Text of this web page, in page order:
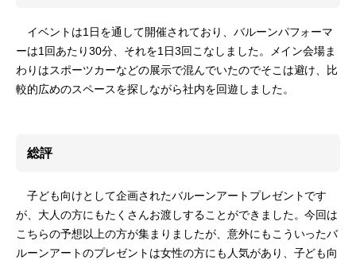
イベントは1日を通して開催されており、バルーンパフォーマ
ーは1回あたり30分、それを1日3回こなしました。メイン会場ま
わりはスポーツカーなどの展示で混んでいたのでそこは避け、比
較的広めのスペースを探しながら社内を回遊しました。
総評
子ども向けとして企画されたバルーンアートプレゼントです
が、大人の方にもたくさんお渡しすることができました。今回は
こちらの予想以上の方が集まりましたが、意外にもこういったバ
ルーンアートのプレゼントは女性の方にも人気があり、子ども向